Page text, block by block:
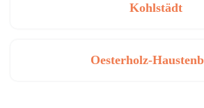
Kohlstädt
Oesterholz-